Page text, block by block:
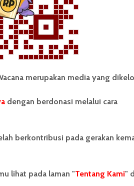
karya ilmiah,
biasanya
setelah menerima
Bagian
waktu yang
di fakultas kepada
akan lakukan
menyeleksi karya
orang yang
merupakan media yang
dengan berdonasi melalui cara
berkontribusi pada gerakan
lihat pada laman "Tentang Kami"